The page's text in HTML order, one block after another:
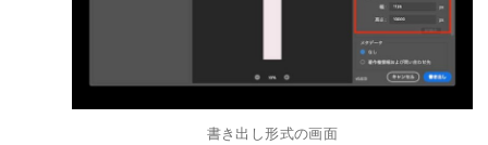
書き出し形式の画面